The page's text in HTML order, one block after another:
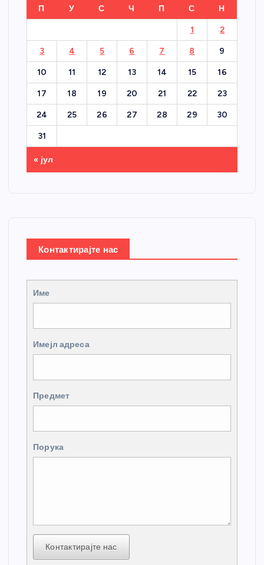
П У С Ч П С Н
1 2
3 4 5 6 7 8 9
10 11 12 13 14 15 16
17 18 19 20 21 22 23
24 25 26 27 28 29 30
31
« јул
Контактирајте нас
Име
Имејл адреса
Предмет
Порука
Контактирајте нас